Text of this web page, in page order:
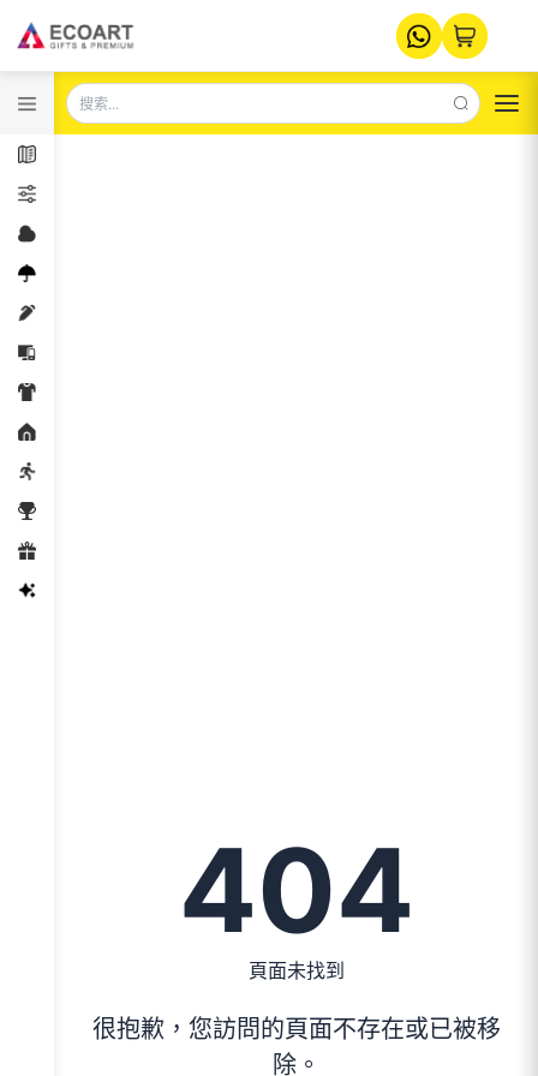
404
頁面未找到
很抱歉，您訪問的頁面不存在或已被移
除。